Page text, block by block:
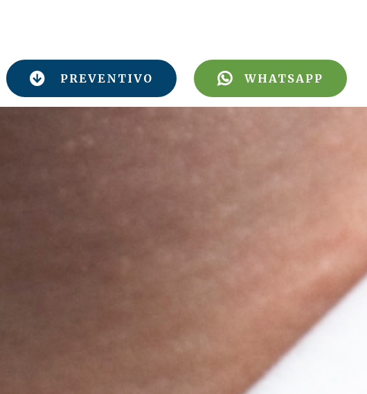
PREVENTIVO WHATSAPP